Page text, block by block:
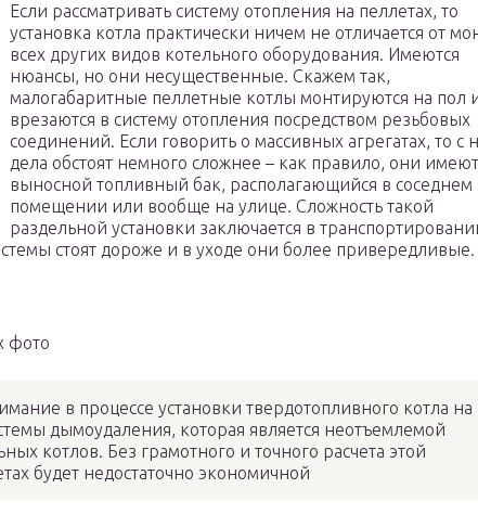
Если рассматривать систему отопления на пеллетах, то
установка котла практически ничем не отличается от
всех других видов котельного оборудования. Имеются
нюансы, но они несущественные. Скажем так,
малогабаритные пеллетные котлы монтируются на пол
врезаются в систему отопления посредством резьбовых
соединений. Если говорить о массивных агрегатах, то с
дела обстоят немного сложнее – как правило, они имеют
выносной топливный бак, располагающийся в соседнем
помещении или вообще на улице. Сложность такой
раздельной установки заключается в
стоят дороже и в уходе они более привередливые.
фото
в процессе установки твердотопливного котла на
дымоудаления, которая является неотъемлемой
котлов. Без грамотного и точного расчета этой
будет недостаточно экономичной